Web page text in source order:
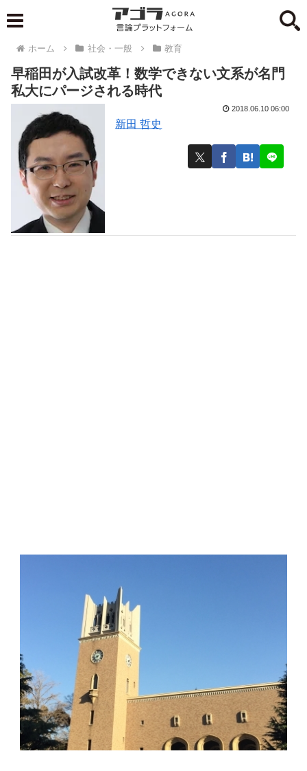
ホーム 社会・一般 教育
早稲田が入試改革！数学できない文系が名門
私大にパージされる時代
新田 哲史
2018.06.10 06:00